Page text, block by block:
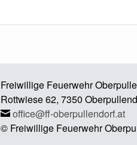
Freiwillige Feuerwehr
Rottwiese 62, 7350
office@ff-oberpullendorf.at
© Freiwillige Feuerwehr